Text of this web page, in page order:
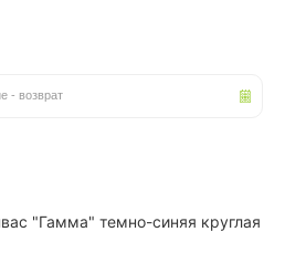
- возврат
"Гамма" темно-синяя круглая